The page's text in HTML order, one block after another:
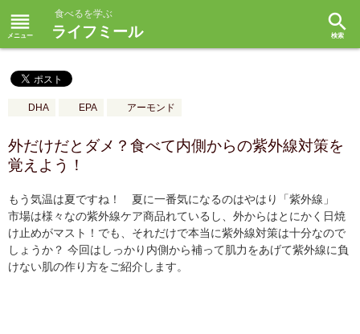
reorder 食べるを学ぶ
ライフミール search
DHA EPA アーモンド
外だけだとダメ？食べて内側からの紫外線対策を
覚えよう！
もう気温は夏ですね！ 夏に一番気になるのはやはり「紫外線」
市場は様々なの紫外線ケア商品れているし、外からはとにかく日焼
け止めがマスト！でも、それだけで本当に紫外線対策は十分なので
しょうか？ 今回はしっかり内側から補って肌力をあげて紫外線に負
けない肌の作り方をご紹介します。